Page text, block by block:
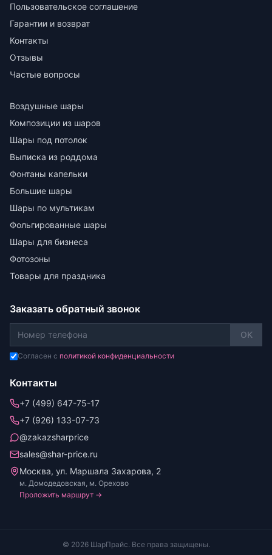
Пользовательское соглашение
Гарантии и возврат
Контакты
Отзывы
Частые вопросы
Воздушные шары
Композиции из шаров
Шары под потолок
Выписка из роддома
Фонтаны капельки
Большие шары
Шары по мультикам
Фольгированные шары
Шары для бизнеса
Фотозоны
Товары для праздника
Заказать обратный звонок
OK
Согласен с политикой конфиденциальности
Контакты
+7 (499) 647-75-17
+7 (926) 133-07-73
@zakazsharprice
sales@shar-price.ru
Москва, ул. Маршала Захарова, 2
м. Домодедовская, м. Орехово
Проложить маршрут →
© 2026 ШарПрайс. Все права защищены.